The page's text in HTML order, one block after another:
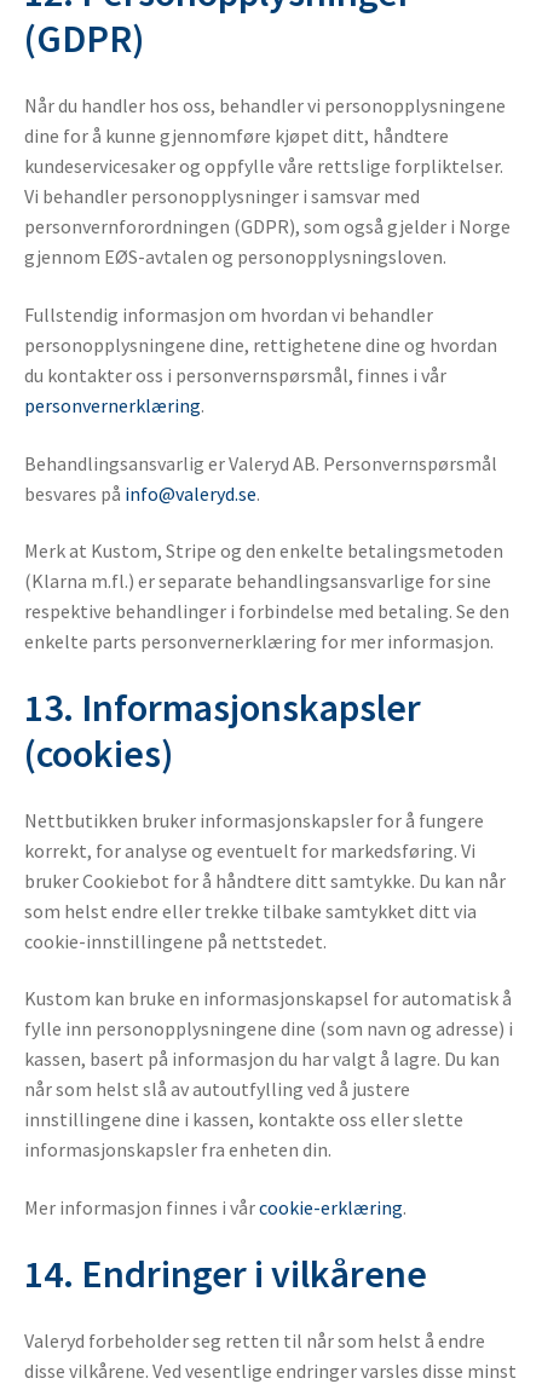
(GDPR)
Når du handler hos oss, behandler vi personopplysningene
dine for å kunne gjennomføre kjøpet ditt, håndtere
kundeservicesaker og oppfylle våre rettslige forpliktelser.
Vi behandler personopplysninger i samsvar med
personvernforordningen (GDPR), som også gjelder i Norge
gjennom EØS-avtalen og personopplysningsloven.
Fullstendig informasjon om hvordan vi behandler
personopplysningene dine, rettighetene dine og hvordan
du kontakter oss i personvernspørsmål, finnes i vår
personvernerklæring.
Behandlingsansvarlig er Valeryd AB. Personvernspørsmål
besvares på info@valeryd.se.
Merk at Kustom, Stripe og den enkelte betalingsmetoden
(Klarna m.fl.) er separate behandlingsansvarlige for sine
respektive behandlinger i forbindelse med betaling. Se den
enkelte parts personvernerklæring for mer informasjon.
13. Informasjonskapsler
(cookies)
Nettbutikken bruker informasjonskapsler for å fungere
korrekt, for analyse og eventuelt for markedsføring. Vi
bruker Cookiebot for å håndtere ditt samtykke. Du kan når
som helst endre eller trekke tilbake samtykket ditt via
cookie-innstillingene på nettstedet.
Kustom kan bruke en informasjonskapsel for automatisk å
fylle inn personopplysningene dine (som navn og adresse) i
kassen, basert på informasjon du har valgt å lagre. Du kan
når som helst slå av autoutfylling ved å justere
innstillingene dine i kassen, kontakte oss eller slette
informasjonskapsler fra enheten din.
Mer informasjon finnes i vårcookie-erklæring.
14. Endringer i vilkårene
Valeryd forbeholder seg retten til når som helst å endre
disse vilkårene. Ved vesentlige endringer varsles disse minst